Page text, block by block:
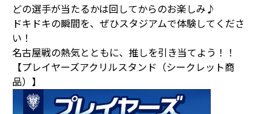
どの選手が当たるかは回してからのお楽しみ♪
ドキドキの瞬間を、ぜひスタジアムで体験してくださ
い！
名古屋戦の熱気とともに、推しを引き当てよう！！
【プレイヤーズアクリルスタンド（シークレット商
品）】